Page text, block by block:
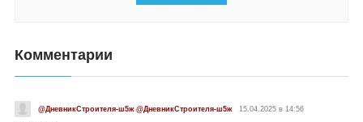
Комментарии
@ДневникСтроителя-ш5ж @ДневникСтроителя-ш5ж 15.04.2025 в 14:56